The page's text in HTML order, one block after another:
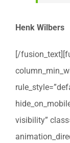
Henk Wilbers
[/
visibility”